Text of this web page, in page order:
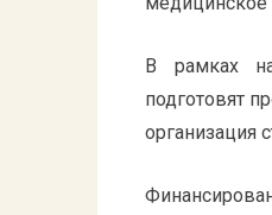
В рамках
подготовят
организация